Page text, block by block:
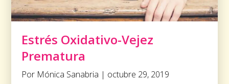
Estrés Oxidativo-Vejez
Prematura
Por Mónica Sanabria | octubre 29, 2019